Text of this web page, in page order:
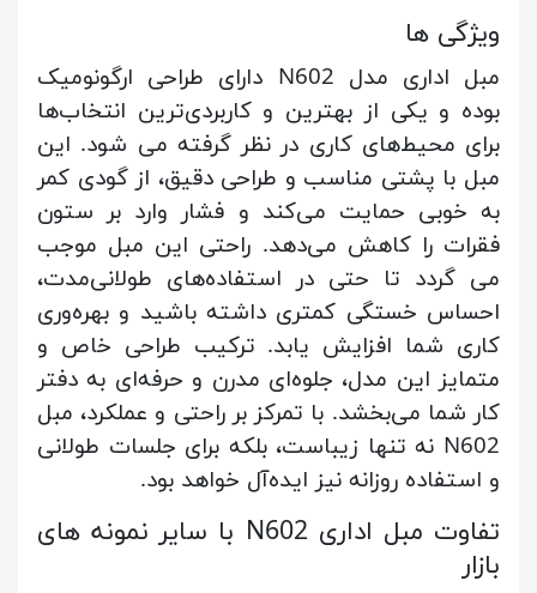
ویژگی ها
مبل اداری مدل N602 دارای طراحی ارگونومیک
بوده و یکی از بهترین و کاربردی‌ترین انتخاب‌ها
برای محیط‌های کاری در نظر گرفته می شود. این
مبل با پشتی مناسب و طراحی دقیق، از گودی کمر
به خوبی حمایت می‌کند و فشار وارد بر ستون
فقرات را کاهش می‌دهد. راحتی این مبل موجب
می گردد تا حتی در استفاده‌های طولانی‌مدت،
احساس خستگی کمتری داشته باشید و بهره‌وری
کاری شما افزایش یابد. ترکیب طراحی خاص و
متمایز این مدل، جلوه‌ای مدرن و حرفه‌ای به دفتر
کار شما می‌بخشد. با تمرکز بر راحتی و عملکرد، مبل
N602 نه تنها زیباست، بلکه برای جلسات طولانی
و استفاده روزانه نیز ایده‌آل خواهد بود.
تفاوت مبل اداری N602 با سایر نمونه های
بازار